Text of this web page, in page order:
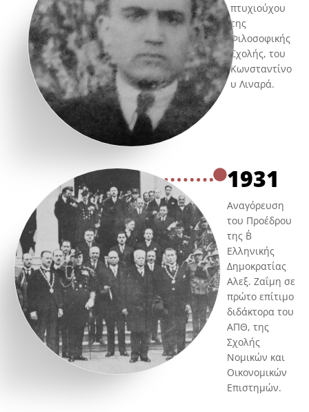
πτυχιούχου
της
Φιλοσοφικής
Σχολής, του
Κωνσταντίνο
υ Λιναρά.
1931
Αναγόρευση
του Προέδρου
της Β΄
Ελληνικής
Δημοκρατίας
Αλεξ. Ζαΐμη σε
πρώτο επίτιμο
διδάκτορα του
ΑΠΘ, της
Σχολής
Νομικών και
Οικονομικών
Επιστημών.